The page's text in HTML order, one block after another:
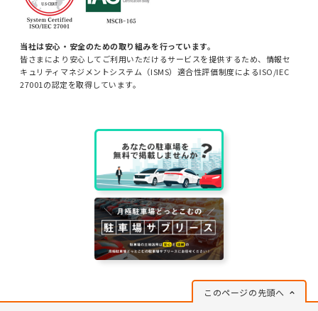
当社は安心・安全のための取り組みを行っています。
皆さまにより安心してご利用いただけるサービスを提供するため、情報セ
キュリティマネジメントシステム（ISMS）適合性評価制度によるISO/IEC
27001の認定を取得しています。
このページの先頭へ